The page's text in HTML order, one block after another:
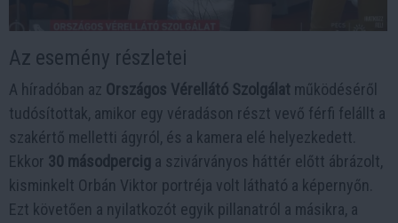
Az esemény részletei
A híradóban az Országos Vérellátó Szolgálat működéséről
tudósítottak, amikor egy véradáson részt vevő férfi felállt a
szakértő melletti ágyról, és a kamera elé helyezkedett.
Ekkor 30 másodpercig a szivárványos háttér előtt ábrázolt,
kisminkelt Orbán Viktor portréja volt látható a képernyőn.
Ezt követően a nyilatkozót egyik pillanatról a másikra, a